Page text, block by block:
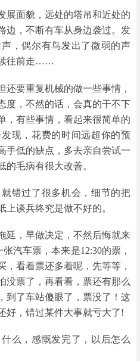
展面貌，远处的塔吊和近处的
边，不断有车从身边袭过。发
，偶尔有鸟发出了微弱的声
往前走……
要重复机械的做一些事情，
度，不然的话，会真的干不下
，有些事情，看起来很简单的
现，花费的时间远超你的预
手低的缺点，多去亲自尝试一
的毛病有很大改善。
错过了很多机会，细节的把
谈兵终究是做不好的。
延，早做决定，不然后悔就来
汽车票，本来是12:30的票，
，看着票还多着呢，先等等，
没票了，再看看，票还有那么
到了车站傻眼了，票没了！这
好，错过某件大事就亏大了!
么，感慨发完了，以后怎么